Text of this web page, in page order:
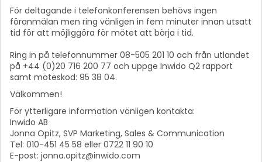
För deltagande i telefonkonferensen behövs ingen
föranmälan men ring vänligen in fem minuter innan utsatt
tid för att möjliggöra för mötet att börja i tid.
Ring in på telefonnummer 08-505 201 10 och från utlandet
på +44 (0)20 716 200 77 och uppge Inwido Q2 rapport
samt möteskod: 95 38 04.
Välkommen!
För ytterligare information vänligen kontakta:
Inwido AB
Jonna Opitz, SVP Marketing, Sales & Communication
Tel: 010-451 45 58 eller 0722 11 90 10
E-post: jonna.opitz@inwido.com